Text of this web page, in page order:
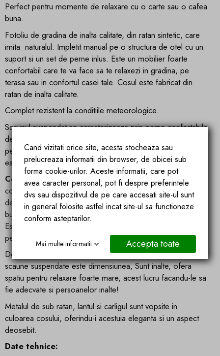
Perfect pentru momente de relaxare cu o carte sau o cafea
buna.
Fotoliu de gradina de inalta calitate, din ratan sintetic, care
imita naturalul. Impletit manual pe o structura de otel cu un
suport si un set de perne inlus. Este un mobilier foarte
confortabil care te va face sa te relaxezi in gradina, pe
terasa sau in confortul casei tale. Cosul este fabricat din
ratan de inalta calitate.
Complet rezistent la conditiile meteorologice.
Scaunul suspendat se caracterizeaza prin perne confortabile
detasabile impermeabile care se adapteaza scaunului,
perna suplimentara pentru zona capului, asamblare usoara,
este unic si perfect pentru fiecare casa sau gradina.
Confort maxim: Scaunul agățat California White este
conceput pentru a oferi un nivel înalt de confort. Dispune
de perne moi, ceea ce vă permite să vă relaxați și să vă
bucurați de momente de odihnă într-o poziție comodă.
Este perfect pentru relaxare, citit, meditație sau pur și simplu
pentru a vă bucura de timpul liber.
De asemenea, unul dintre cele mai mari avantaje al acestor
scaune suspendate este dimensiunea, Sunt inalte, ofera
spatiu pentru relaxare foarte mare, acest lucru facandu-le sa
fie adecvate si persoanelor inalte!
Metalul de sub ratan, lantul si carligul sunt vopsite in
culoarea cosului, oferindu-i acestuia eleganta si un aspect
deosebit.
Date tehnice:
Cand vizitati orice site, acesta stocheaza sau
prelucreaza informatii din browser, de obicei sub
forma cookie-urilor. Aceste informatii, care pot
avea caracter personal, pot fi despre preferintele
dvs sau dispozitivul de pe care accesati site-ul sunt
in general folosite astfel incat site-ul sa functioneze
conform asteptarilor.
Mai multe informatii Accepta toate